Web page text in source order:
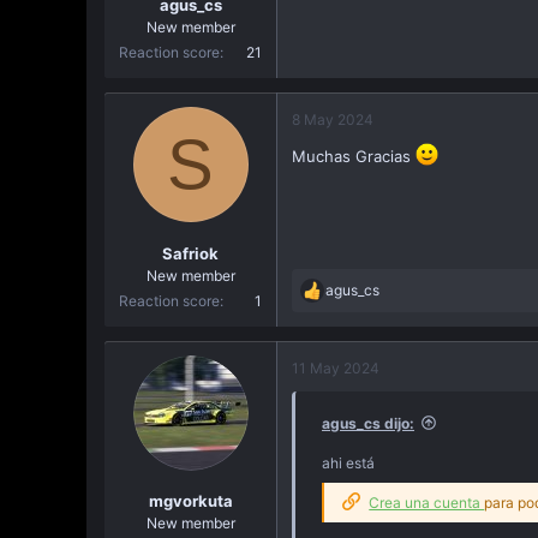
agus_cs
New member
Reaction score
21
S
Safriok
New member
Reaction score
1
8 May 2024
Muchas Gracias
R
a
c
agus_cs
mgvorkuta
New member
11 May 2024
agus_cs dijo:
ahi está
Crea una cuenta para